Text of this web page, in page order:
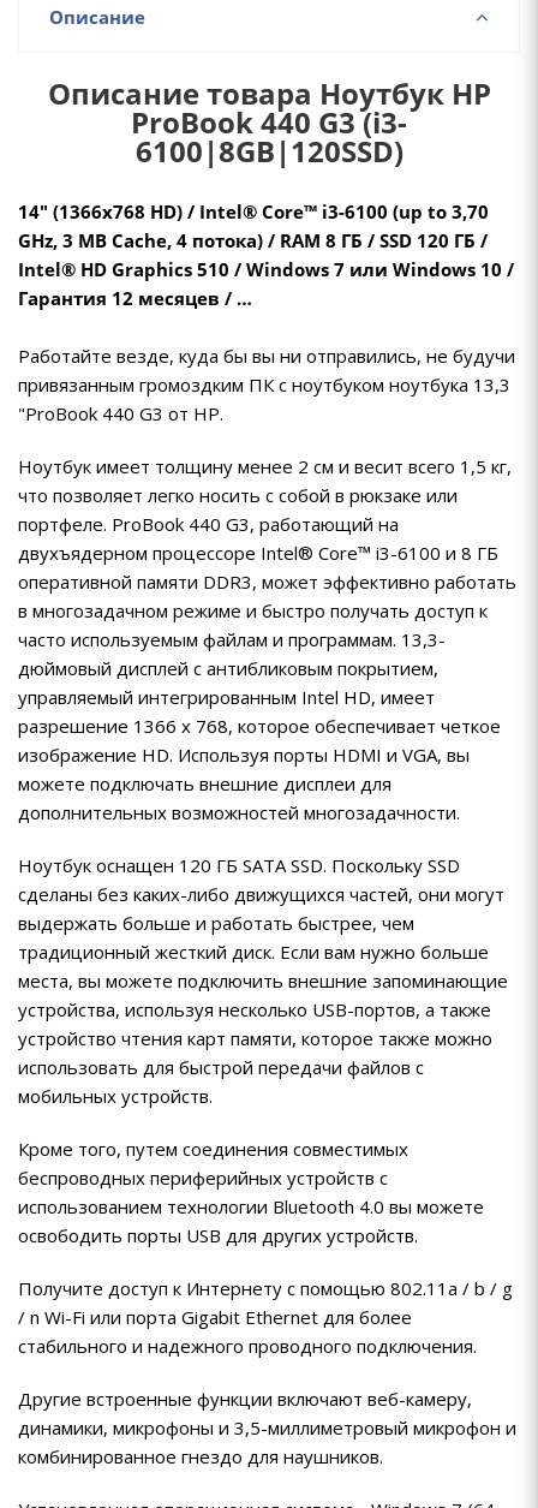
Описание
Описание товара Ноутбук HP
ProBook 440 G3 (i3-
6100|8GB|120SSD)
14" (1366x768 HD) / Intel® Core™ i3-6100 (up to 3,70
GHz, 3 MB Cache, 4 потока) / RAM 8 ГБ / SSD 120 ГБ /
Intel® HD Graphics 510 / Windows 7 или Windows 10 /
Гарантия 12 месяцев / …
Работайте везде, куда бы вы ни отправились, не будучи
привязанным громоздким ПК с ноутбуком ноутбука 13,3
"ProBook 440 G3 от HP.
Ноутбук имеет толщину менее 2 см и весит всего 1,5 кг,
что позволяет легко носить с собой в рюкзаке или
портфеле. ProBook 440 G3, работающий на
двухъядерном процессоре Intel® Core™ i3-6100 и 8 ГБ
оперативной памяти DDR3, может эффективно работать
в многозадачном режиме и быстро получать доступ к
часто используемым файлам и программам. 13,3-
дюймовый дисплей с антибликовым покрытием,
управляемый интегрированным Intel HD, имеет
разрешение 1366 x 768, которое обеспечивает четкое
изображение HD. Используя порты HDMI и VGA, вы
можете подключать внешние дисплеи для
дополнительных возможностей многозадачности.
Ноутбук оснащен 120 ГБ SATA SSD. Поскольку SSD
сделаны без каких-либо движущихся частей, они могут
выдержать больше и работать быстрее, чем
традиционный жесткий диск. Если вам нужно больше
места, вы можете подключить внешние запоминающие
устройства, используя несколько USB-портов, а также
устройство чтения карт памяти, которое также можно
использовать для быстрой передачи файлов с
мобильных устройств.
Кроме того, путем соединения совместимых
беспроводных периферийных устройств с
использованием технологии Bluetooth 4.0 вы можете
освободить порты USB для других устройств.
Получите доступ к Интернету с помощью 802.11a / b / g
/ n Wi-Fi или порта Gigabit Ethernet для более
стабильного и надежного проводного подключения.
Другие встроенные функции включают веб-камеру,
динамики, микрофоны и 3,5-миллиметровый микрофон и
комбинированное гнездо для наушников.